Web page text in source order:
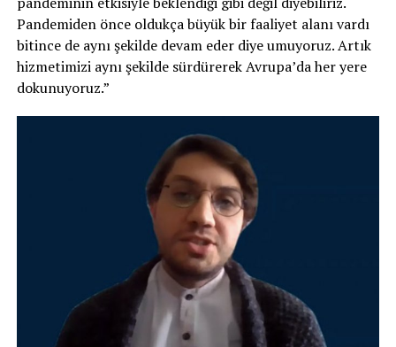
Pandemiden önce oldukça büyük bir faaliyet alanı vardı
bitince de aynı şekilde devam eder diye umuyoruz. Artık
hizmetimizi aynı şekilde sürdürerek Avrupa’da her yere
dokunuyoruz.”